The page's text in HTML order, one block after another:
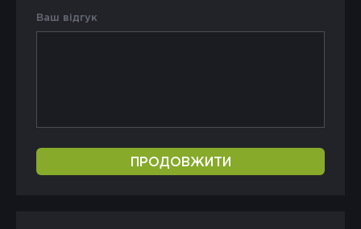
Ваш відгук
ПРОДОВЖИТИ